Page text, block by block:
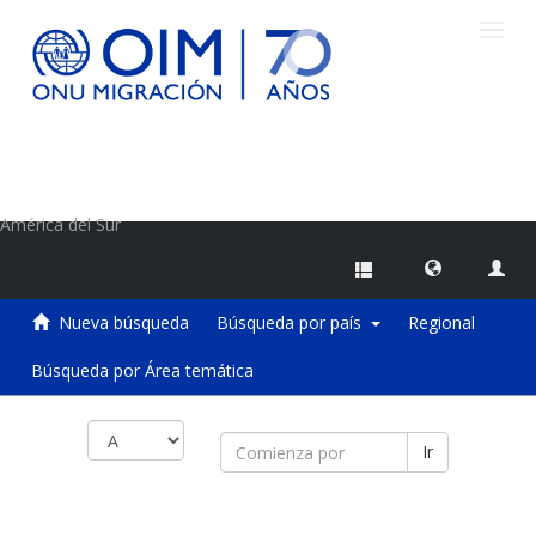
América del Sur
Nueva búsqueda Búsqueda por país Regional
Búsqueda por Área temática
Ir